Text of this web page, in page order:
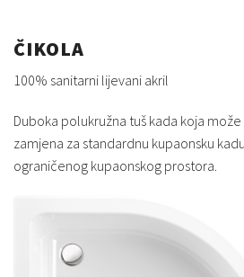
ČIKOLA
100% sanitarni lijevani akril
Duboka polukružna tuš kada koja
zamjena za standardnu kupaonsku
ograničenog kupaonskog prostora.